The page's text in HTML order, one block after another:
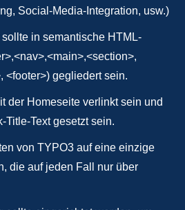
Social-Media-Integration, usw.)
in semantische HTML-
<footer>) gegliedert sein.
der Homeseite verlinkt sein und
Title-Text gesetzt sein.
von TYPO3 auf eine einzige
die auf jeden Fall nur über